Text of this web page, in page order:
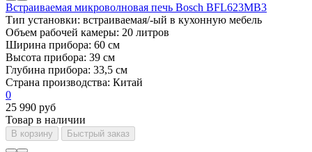
Встраиваемая микроволновая печь Bosch BFL623MB3
Тип установки: встраиваемая/-ый в кухонную мебель
Объем рабочей камеры: 20 литров
Ширина прибора: 60 см
Высота прибора: 39 см
Глубина прибора: 33,5 см
Страна производства: Китай
0
25 990 руб
Товар в наличии
В корзину Быстрый заказ